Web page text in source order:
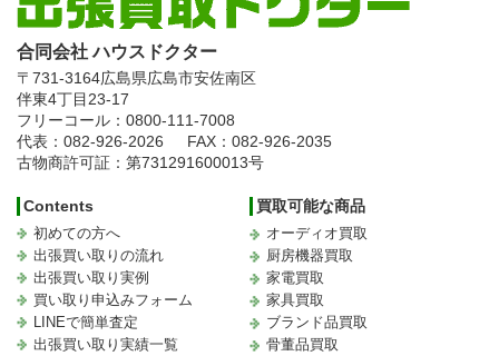
合同会社 ハウスドクター
〒731-3164広島県広島市安佐南区
伴東4丁目23-17
フリーコール：0800-111-7008
代表：082-926-2026
FAX：082-926-2035
古物商許可証：第731291600013号
Contents
初めての方へ
出張買い取りの流れ
出張買い取り実例
買い取り申込みフォーム
LINEで簡単査定
出張買い取り実績一覧
買取可能な商品
オーディオ買取
厨房機器買取
家電買取
家具買取
ブランド品買取
骨董品買取